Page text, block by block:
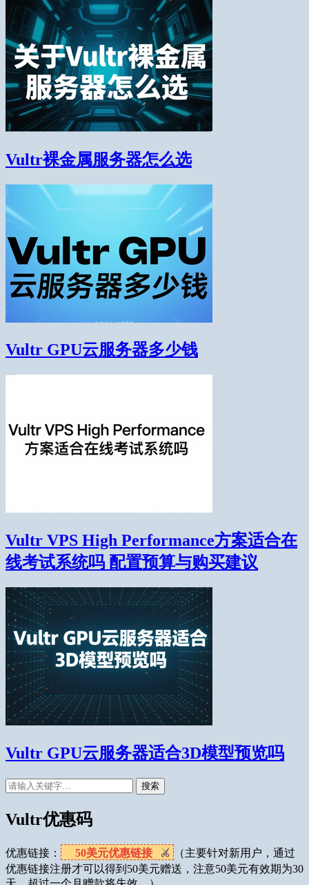
Vultr裸金属服务器怎么选
Vultr GPU云服务器多少钱
Vultr VPS High Performance方案适合在
线考试系统吗 配置预算与购买建议
Vultr GPU云服务器适合3D模型预览吗
搜索
Vultr优惠码
优惠链接： 50美元优惠链接
（主要针对新用户，通过
优惠链接注册才可以得到50美元赠送，注意50美元有效期为30